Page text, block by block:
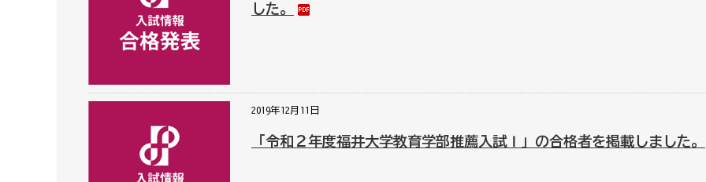
した。
2019年12月11日
「令和２年度福井大学教育学部推薦入試Ⅰ」の合格者を掲載しました。